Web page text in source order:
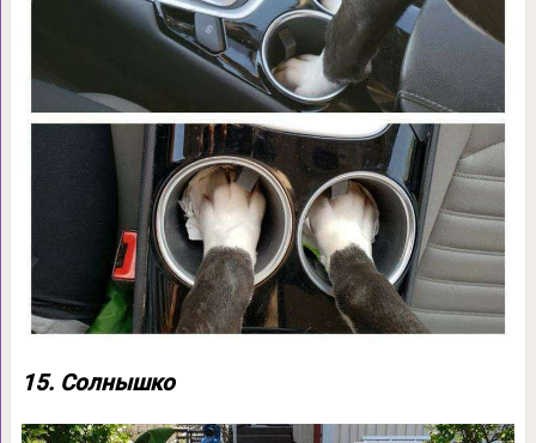
15. Солнышко